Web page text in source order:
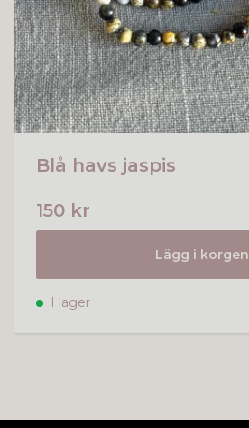
Blå havs jaspis
150 kr
Lägg i korgen
I lager